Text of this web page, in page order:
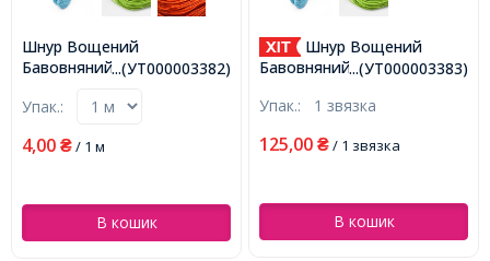
...(УТ000003382)
Шнур Вощений
Бавовняний для плетіння,
Зелений, 1мм, близько 60-
Упак.:
4,00 ₴/ 1 м
В кошик
...(УТ000003383)
Шнур Вощений
Бавовняний для плетіння,
Чорний, 1мм, близько 60-
Упак.: 1 звязка
125,00 ₴/ 1 звязка
В кошик